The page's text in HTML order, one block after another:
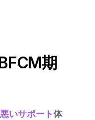
期
悪いサポート体